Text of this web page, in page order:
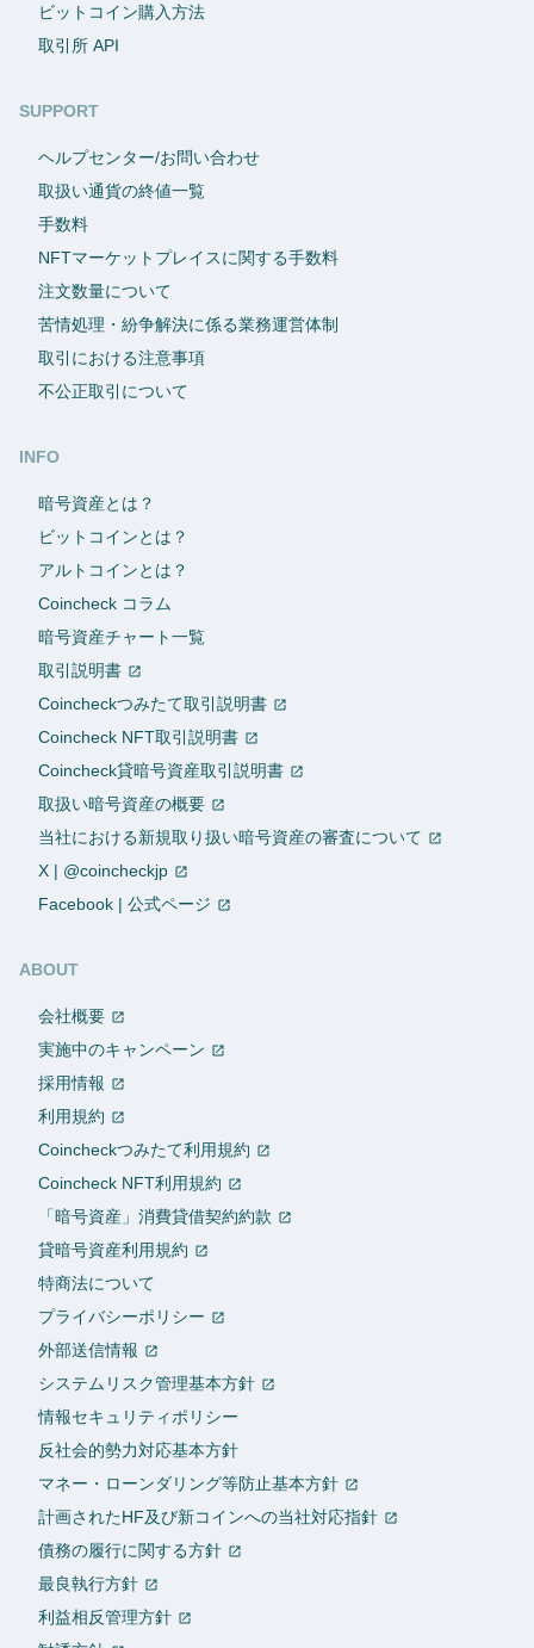
ビットコイン購入方法
取引所 API
SUPPORT
ヘルプセンター/お問い合わせ
取扱い通貨の終値一覧
手数料
NFTマーケットプレイスに関する手数料
注文数量について
苦情処理・紛争解決に係る業務運営体制
取引における注意事項
不公正取引について
INFO
暗号資産とは？
ビットコインとは？
アルトコインとは？
Coincheck コラム
暗号資産チャート一覧
取引説明書
Coincheckつみたて取引説明書
Coincheck NFT取引説明書
Coincheck貸暗号資産取引説明書
取扱い暗号資産の概要
当社における新規取り扱い暗号資産の審査について
X | @coincheckjp
Facebook | 公式ページ
ABOUT
会社概要
実施中のキャンペーン
採用情報
利用規約
Coincheckつみたて利用規約
Coincheck NFT利用規約
「暗号資産」消費貸借契約約款
貸暗号資産利用規約
特商法について
プライバシーポリシー
外部送信情報
システムリスク管理基本方針
情報セキュリティポリシー
反社会的勢力対応基本方針
マネー・ローンダリング等防止基本方針
計画されたHF及び新コインへの当社対応指針
債務の履行に関する方針
最良執行方針
利益相反管理方針